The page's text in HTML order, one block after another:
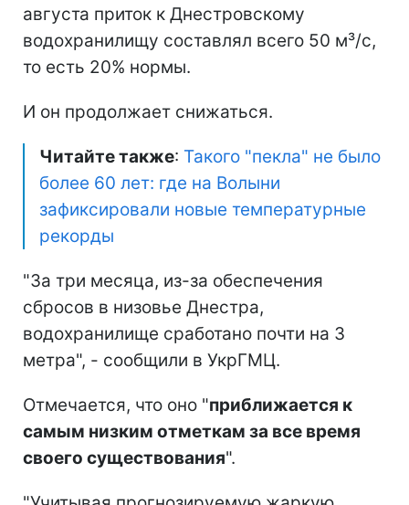
августа приток к Днестровскому
водохранилищу составлял всего 50 м³/с,
то есть 20% нормы.
И он продолжает снижаться.
Читайте также: Такого "пекла" не было
более 60 лет: где на Волыни
зафиксировали новые температурные
рекорды
"За три месяца, из-за обеспечения
сбросов в низовье Днестра,
водохранилище сработано почти на 3
метра", - сообщили в УкрГМЦ.
Отмечается, что оно "приближается к
самым низким отметкам за все время
своего существования".